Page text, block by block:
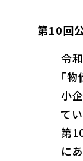
第10回
令
「
小
てい
第
に